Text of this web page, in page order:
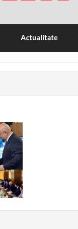
Actualitate